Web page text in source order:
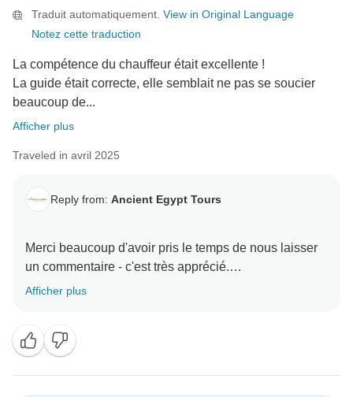
Traduit automatiquement. View in Original Language
Notez cette traduction
La compétence du chauffeur était excellente !
La guide était correcte, elle semblait ne pas se soucier
beaucoup de...
Afficher plus
Traveled in avril 2025
Reply from: Ancient Egypt Tours
Merci beaucoup d'avoir pris le temps de nous laisser
un commentaire - c'est très apprécié.
Afficher plus